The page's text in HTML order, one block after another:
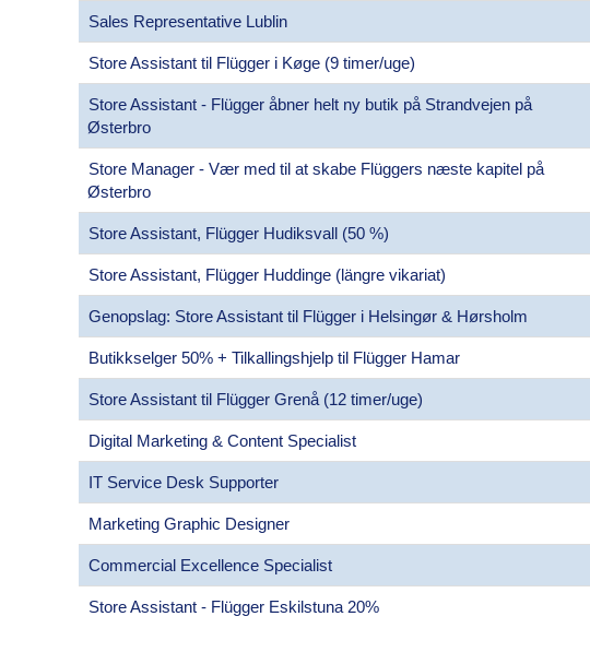
Sales Representative Lublin
Store Assistant til Flügger i Køge (9 timer/uge)
Store Assistant - Flügger åbner helt ny butik på Strandvejen på
Østerbro
Store Manager - Vær med til at skabe Flüggers næste kapitel på
Østerbro
Store Assistant, Flügger Hudiksvall (50 %)
Store Assistant, Flügger Huddinge (längre vikariat)
Genopslag: Store Assistant til Flügger i Helsingør & Hørsholm
Butikkselger 50% + Tilkallingshjelp til Flügger Hamar
Store Assistant til Flügger Grenå (12 timer/uge)
Digital Marketing & Content Specialist
IT Service Desk Supporter
Marketing Graphic Designer
Commercial Excellence Specialist
Store Assistant - Flügger Eskilstuna 20%